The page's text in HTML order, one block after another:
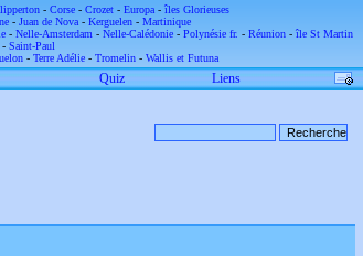
- Corse- Crozet- Europa- îles Glorieuses
- Juan de Nova- Kerguelen- Martinique
- Nelle-Amsterdam - Nelle-Calédonie-Polynésie fr. -Réunion -île St Martin
Saint-Paul
- Terre Adélie- Tromelin- Wallis et Futuna
Quiz Liens